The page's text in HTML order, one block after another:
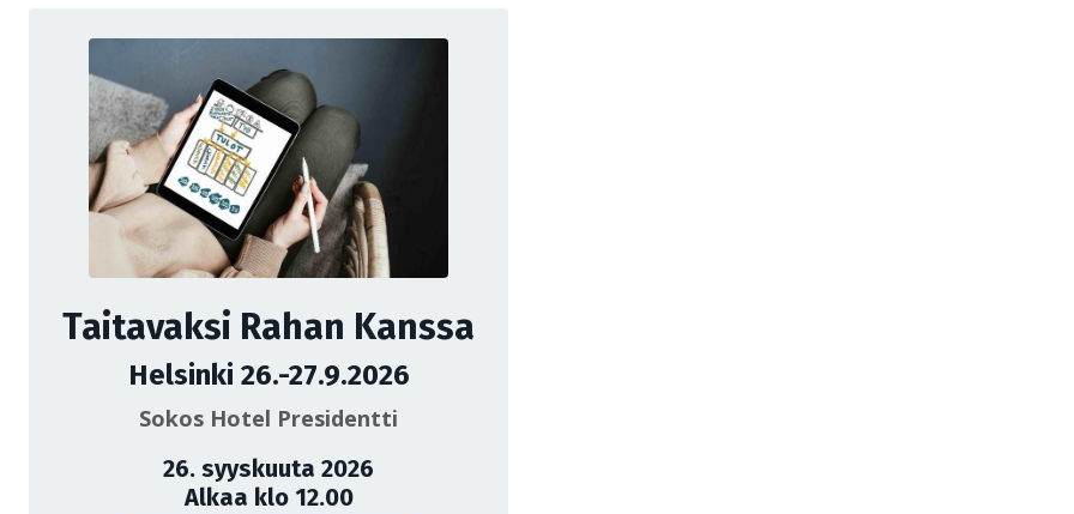
Taitavaksi Rahan Kanssa
Helsinki 26.-27.9.2026
Sokos Hotel Presidentti
26. syyskuuta 2026
Alkaa klo 12.00